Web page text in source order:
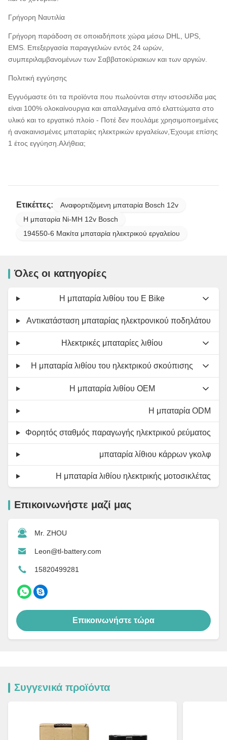
Γρήγορη Ναυτιλία
Γρήγορη παράδοση σε οποιαδήποτε χώρα μέσω DHL, UPS,
EMS. Επεξεργασία παραγγελιών εντός 24 ωρών,
συμπεριλαμβανομένων των Σαββατοκύριακων και των αργιών.
Πολιτική εγγύησης
Εγγυόμαστε ότι τα προϊόντα που πωλούνται στην ιστοσελίδα μας
είναι 100% ολοκαίνουργια και απαλλαγμένα από ελαττώματα στο
υλικό και το εργατικό πλοίο - Ποτέ δεν πουλάμε χρησιμοποιημένες
ή ανακαινισμένες μπαταρίες ηλεκτρικών εργαλείων,Έχουμε επίσης
1 έτος εγγύηση.Αλήθεια;
Ετικέττες:
Αναφορτιζόμενη μπαταρία Bosch 12v
Η μπαταρία Ni-MH 12v Bosch
194550-6 Μακίτα μπαταρία ηλεκτρικού εργαλείου
Όλες οι κατηγορίες
Η μπαταρία λιθίου του E Bike
Αντικατάσταση μπαταρίας ηλεκτρονικού ποδηλάτου
Ηλεκτρικές μπαταρίες λιθίου
Η μπαταρία λιθίου του ηλεκτρικού σκούπισης
Η μπαταρία λιθίου OEM
Η μπαταρία ODM
Φορητός σταθμός παραγωγής ηλεκτρικού ρεύματος
μπαταρία λίθιου κάρρων γκολφ
Η μπαταρία λιθίου ηλεκτρικής μοτοσικλέτας
Επικοινωνήστε μαζί μας
Mr. ZHOU
Leon@tl-battery.com
15820499281
Επικοινωνήστε τώρα
Συγγενικά προϊόντα